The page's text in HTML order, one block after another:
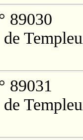
89030
89031